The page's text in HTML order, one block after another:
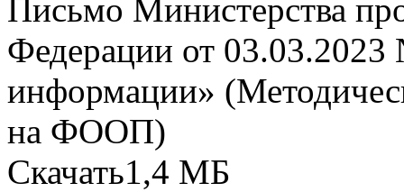
Письмо Министерства
Федерации от
информации»
на ФООП)
Скачать1,4 МБ